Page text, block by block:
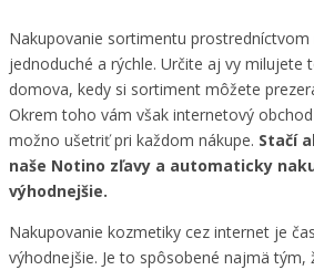
Nakupovanie sortimentu
jednoduché a rýchle. Určite aj vy milujete
domova, kedy si sortiment môžete
Okrem toho vám však internetový
možno ušetriť pri každom nákupe. Stačí
naše Notino zľavy a automaticky
výhodnejšie.
Nakupovanie kozmetiky cez internet je
výhodnejšie. Je to spôsobené najmä tým,